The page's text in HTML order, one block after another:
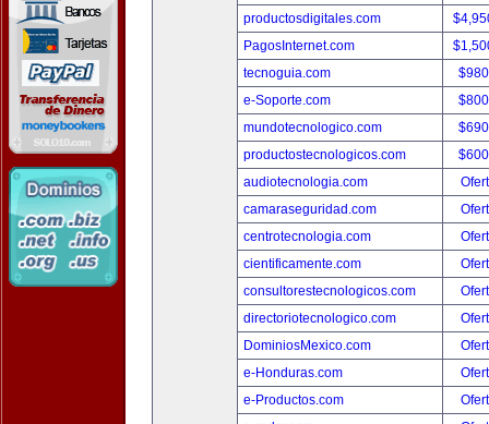
productosdigitales.com
PagosInternet.com
tecnoguia.com
e-Soporte.com
mundotecnologico.com
productostecnologicos.com
audiotecnologia.com
camaraseguridad.com
centrotecnologia.com
cientificamente.com
consultorestecnologicos.com
directoriotecnologico.com
DominiosMexico.com
e-Honduras.com
e-Productos.com